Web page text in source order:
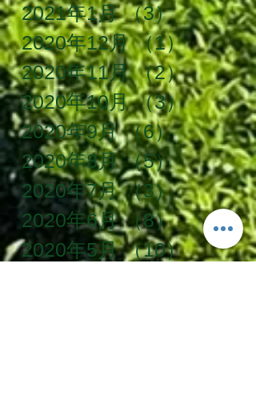
2021年1月 （3）3件の記事
2020年12月 （1）1件の記
2020年11月 （2）2件の記
2020年10月 （3）3件の記
2020年9月 （6）6件の記事
2020年8月 （5）5件の記事
2020年7月 （3）3件の記事
2020年6月 （8）8件の記事
2020年5月 （10）10件の